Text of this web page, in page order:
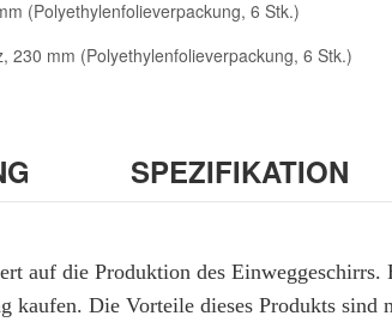
SPEZIFIKATION
auf die Produktion des
kaufen. Die Vorteile dieses Produkts